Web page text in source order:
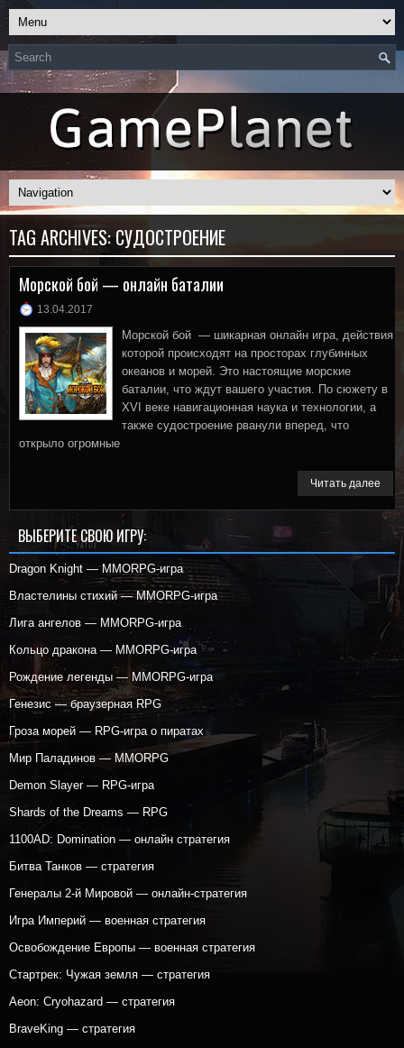
TAG ARCHIVES:СУДОСТРОЕНИЕ
Морской бой — онлайн баталии
13.04.2017
Морской бой — шикарная онлайн игра, действия
которой происходят на просторах глубинных
океанов и морей. Это настоящие морские
баталии, что ждут вашего участия. По сюжету в
XVI веке навигационная наука и технологии, а
также судостроение рванули вперед, что
открыло огромные
Читать далее
ВЫБЕРИТЕ СВОЮ ИГРУ:
Dragon Knight — MMORPG-игра
Властелины стихий — MMORPG-игра
Лига ангелов — MMORPG-игра
Кольцо дракона — MMORPG-игра
Рождение легенды — MMORPG-игра
Генезис — браузерная RPG
Гроза морей — RPG-игра о пиратах
Мир Паладинов — MMORPG
Demon Slayer — RPG-игра
Shards of the Dreams — RPG
1100AD: Domination — онлайн стратегия
Битва Танков — стратегия
Генералы 2-й Мировой — онлайн-стратегия
Игра Империй — военная стратегия
Освобождение Европы — военная стратегия
Стартрек: Чужая земля — стратегия
Aeon: Cryohazard — стратегия
BraveKing — стратегия